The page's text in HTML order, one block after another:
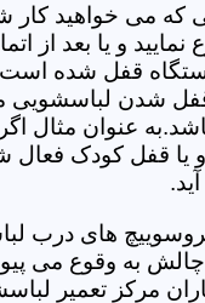
که می خواهید
نمایید و یا بعد از
قفل شده
قفل شدن لباسشویی
عنوان مثال
یا قفل کودک
های درب
به وقوع می
مرکز تعمیر